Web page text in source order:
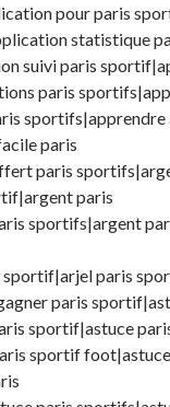
pour paris
statistique
suivi paris
paris
sportifs|apprendre
paris
paris
paris
sportifs|argent
sportif|arjel paris
paris
sportif|astuce
sportif